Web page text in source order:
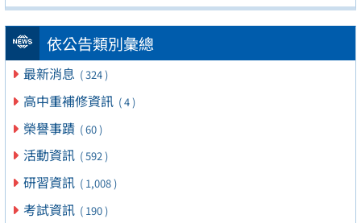
依公告類別彙總
最新消息 ( 324 )
高中重補修資訊 ( 4 )
榮譽事蹟 ( 60 )
活動資訊 ( 592 )
研習資訊 ( 1,008 )
考試資訊 ( 190 )